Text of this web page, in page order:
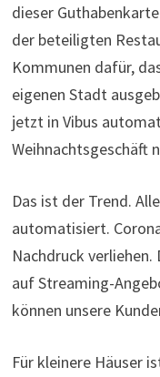
dieser
der beteiligten
Kommunen dafür,
eigenen Stadt
jetzt in Vibus
Weihnachtsgeschäft
Das ist der Trend.
automatisiert.
Nachdruck
auf Streaming-
können unsere
Für kleinere Häuser